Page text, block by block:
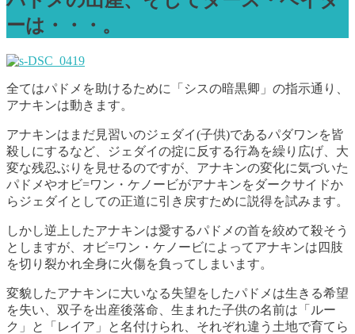
ーは・・・。
全てはパドメを助けるために「シスの暗黒卿」の指示通り、
アナキンは動きます。
アナキンはまだ見習いのジェダイ(子供)であるパダワンを皆
殺しにするなど、ジェダイの掟に反する行為を繰り広げ、大
変な残忍ぶりを見せるのですが、アナキンの変化に気づいた
パドメやオビ=ワン・ケノービがアナキンをダークサイドか
らジェダイとしての正道に引き戻すために説得を試みます。
しかし逆上したアナキンは愛するパドメの首を絞めて殺そう
としますが、オビ=ワン・ケノービによってアナキンは四肢
を切り裂かれ全身に火傷を負ってしまいます。
変貌したアナキンに大いなる失望をしたパドメは生きる希望
を失い、双子を出産後落命、生まれた子供の名前は「ルー
ク」と「レイア」と名付けられ、それぞれ違う土地で育てら